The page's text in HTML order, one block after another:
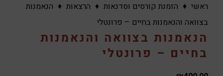
ראשי ♦ הזמנת קורסים וסדנאות ♦ הרצאות ♦ הנאמנות
בצוואה והנאמנות בחיים – פרונטלי
הנאמנות בצוואה והנאמנות
בחיים – פרונטלי